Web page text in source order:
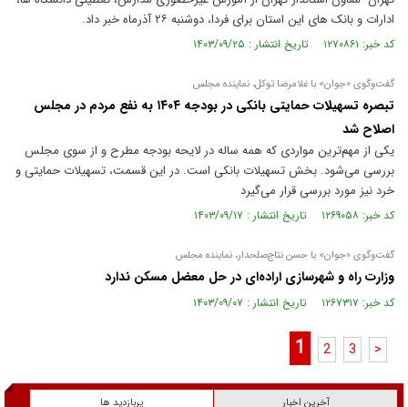
ادارات و بانک های این استان برای فردا، دوشنبه ۲۶ آذرماه خبر داد.
کد خبر: ۱۲۷۰۸۶۱ تاریخ انتشار : ۱۴۰۳/۰۹/۲۵
گفت‌وگوی «جوان» با غلامرضا توکل، نماینده مجلس
تبصره تسهیلات حمایتی بانکی در بودجه ۱۴۰۴ به نفع مردم در مجلس
اصلاح شد
یکی از مهم‌ترین مواردی که همه ساله در لایحه بودجه مطرح و از سوی مجلس
بررسی می‌شود. بخش تسهیلات بانکی است. در این قسمت، تسهیلات حمایتی و
خرد نیز مورد بررسی قرار می‌گیرد
کد خبر: ۱۲۶۹۰۵۸ تاریخ انتشار : ۱۴۰۳/۰۹/۱۷
گفت‌وگوی «جوان» با حسن نتاج‌صلحدار، نماینده مجلس
وزارت راه و شهرسازی اراده‌ای در حل معضل مسکن ندارد
کد خبر: ۱۲۶۷۳۱۷ تاریخ انتشار : ۱۴۰۳/۰۹/۰۷
1 2 3 >
آخرین اخبار پربازدید ها